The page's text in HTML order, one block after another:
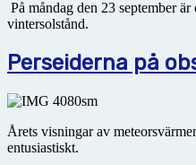
På måndag den 23 september
vintersolstånd.
Perseiderna på
Årets visningar av
entusiastiskt.